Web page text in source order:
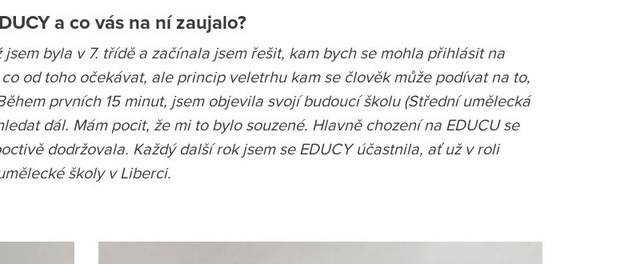
a co vás na ní zaujalo?
byla v 7. třídě a začínala jsem řešit, kam bych se mohla přihlásit na
od toho očekávat, ale princip veletrhu kam se člověk může podívat na to,
prvních 15 minut, jsem objevila svojí budoucí školu (Střední umělecká
dál. Mám pocit, že mi to bylo souzené. Hlavně chození na EDUCU se
dodržovala. Každý další rok jsem se EDUCY účastnila, ať už v roli
školy v Liberci.